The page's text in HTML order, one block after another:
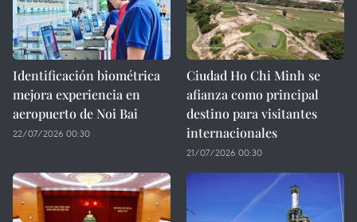
Identificación biométrica
mejora experiencia en
aeropuerto de Noi Bai
22/07/2026 00:30
Ciudad Ho Chi Minh se
afianza como principal
destino para visitantes
internacionales
21/07/2026 00:30